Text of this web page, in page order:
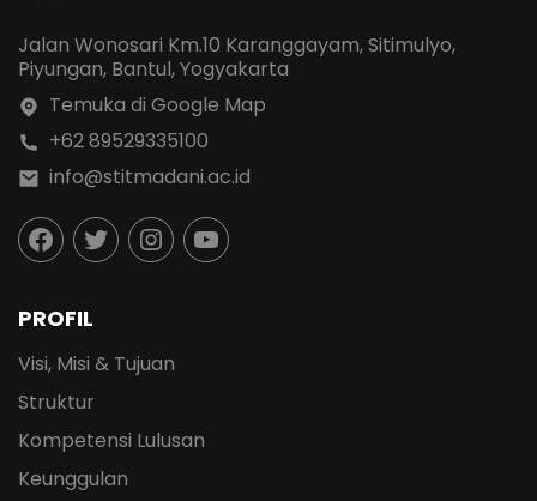
Jalan Wonosari Km.10 Karanggayam, Sitimulyo,
Piyungan, Bantul, Yogyakarta
Temuka di Google Map
+62 89529335100
info@stitmadani.ac.id
PROFIL
Visi, Misi & Tujuan
Struktur
Kompetensi Lulusan
Keunggulan